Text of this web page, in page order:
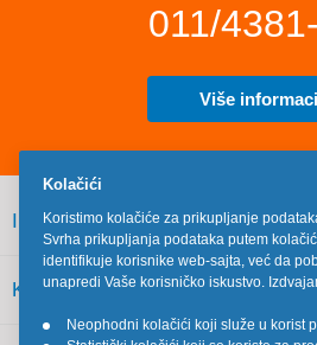
011/
Više
INFORMACIJE
KORISNIČKI SERVIS
Kolačići
Koristimo kolačiće za prikupljanje
Svrha prikupljanja podataka putem
identifikuje korisnike web-sajta, već da
unapredi Vaše korisničko iskustvo.
•
Neophodni kolačići koji služe u korist